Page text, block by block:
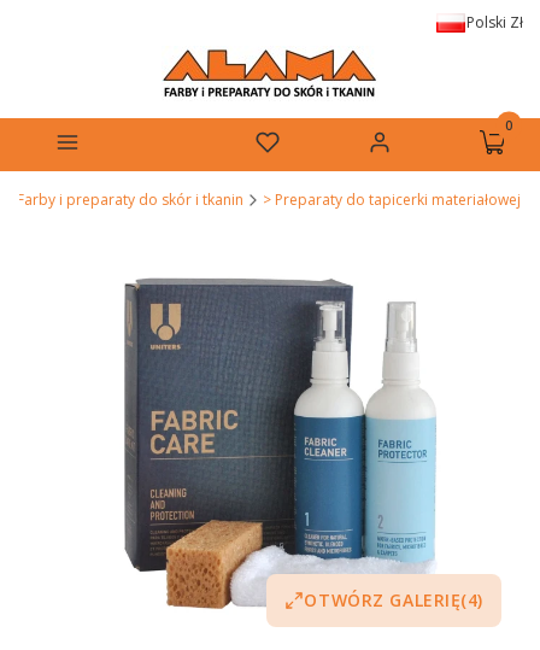
Polski Zł
Menu Ulubione Zaloguj się Koszyk
Farby i preparaty do skór i tkanin > Preparaty do tapicerki materiałowej
OTWÓRZ GALERIĘ(4)